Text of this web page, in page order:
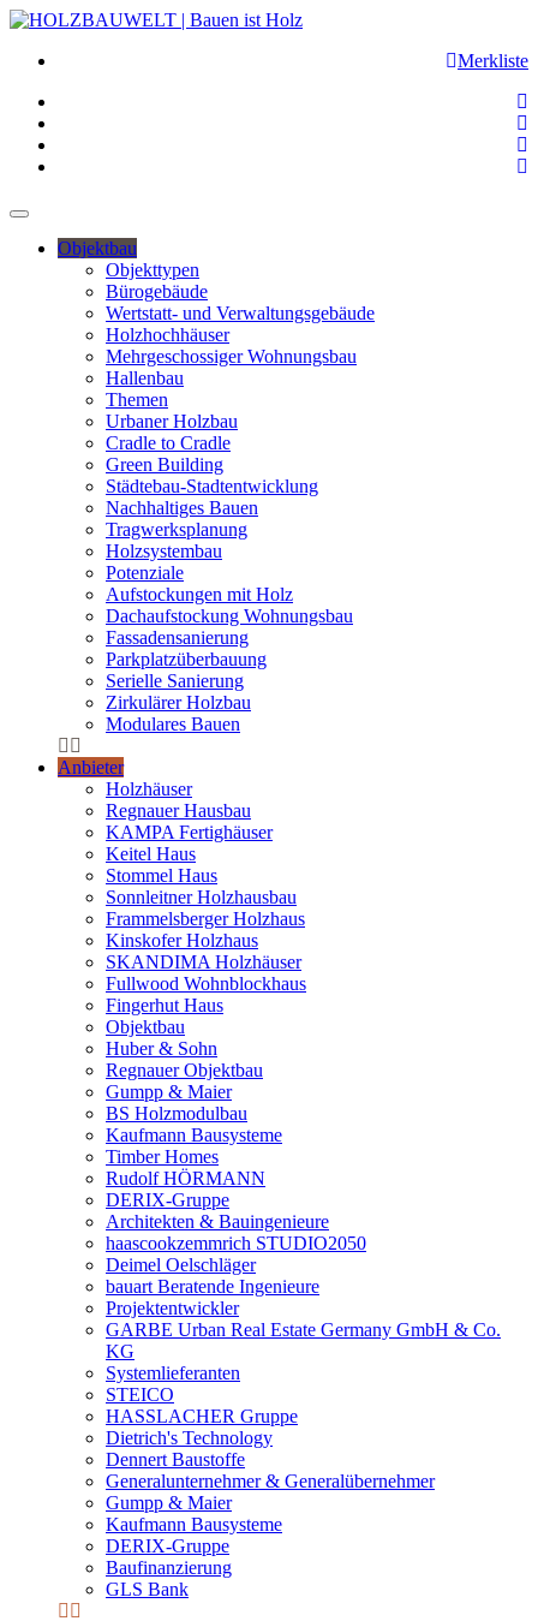
Merkliste
Objektbau
Objekttypen
Bürogebäude
Wertstatt- und Verwaltungsgebäude
Holzhochhäuser
Mehrgeschossiger Wohnungsbau
Hallenbau
Themen
Urbaner Holzbau
Cradle to Cradle
Green Building
Städtebau-Stadtentwicklung
Nachhaltiges Bauen
Tragwerksplanung
Holzsystembau
Potenziale
Aufstockungen mit Holz
Dachaufstockung Wohnungsbau
Fassadensanierung
Parkplatzüberbauung
Serielle Sanierung
Zirkulärer Holzbau
Modulares Bauen
Anbieter
Holzhäuser
Regnauer Hausbau
KAMPA Fertighäuser
Keitel Haus
Stommel Haus
Sonnleitner Holzhausbau
Frammelsberger Holzhaus
Kinskofer Holzhaus
SKANDIMA Holzhäuser
Fullwood Wohnblockhaus
Fingerhut Haus
Objektbau
Huber & Sohn
Regnauer Objektbau
Gumpp & Maier
BS Holzmodulbau
Kaufmann Bausysteme
Timber Homes
Rudolf HÖRMANN
DERIX-Gruppe
Architekten & Bauingenieure
haascookzemmrich STUDIO2050
Deimel Oelschläger
bauart Beratende Ingenieure
Projektentwickler
GARBE Urban Real Estate Germany GmbH & Co.
KG
Systemlieferanten
STEICO
HASSLACHER Gruppe
Dietrich's Technology
Dennert Baustoffe
Generalunternehmer & Generalübernehmer
Gumpp & Maier
Kaufmann Bausysteme
DERIX-Gruppe
Baufinanzierung
GLS Bank